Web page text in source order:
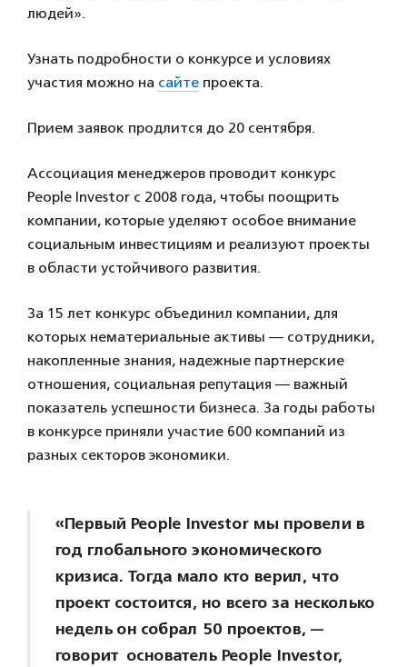
людей».
Узнать подробности о конкурсе и условиях
участия можно на сайте проекта.
Прием заявок продлится до 20 сентября.
Ассоциация менеджеров проводит конкурс
People Investor с 2008 года, чтобы поощрить
компании, которые уделяют особое внимание
социальным инвестициям и реализуют проекты
в области устойчивого развития.
За 15 лет конкурс объединил компании, для
которых нематериальные активы — сотрудники,
накопленные знания, надежные партнерские
отношения, социальная репутация — важный
показатель успешности бизнеса. За годы работы
в конкурсе приняли участие 600 компаний из
разных секторов экономики.
«Первый People Investor мы провели в
год глобального экономического
кризиса. Тогда мало кто верил, что
проект состоится, но всего за несколько
недель он собрал 50 проектов, —
говорит основатель People Investor,